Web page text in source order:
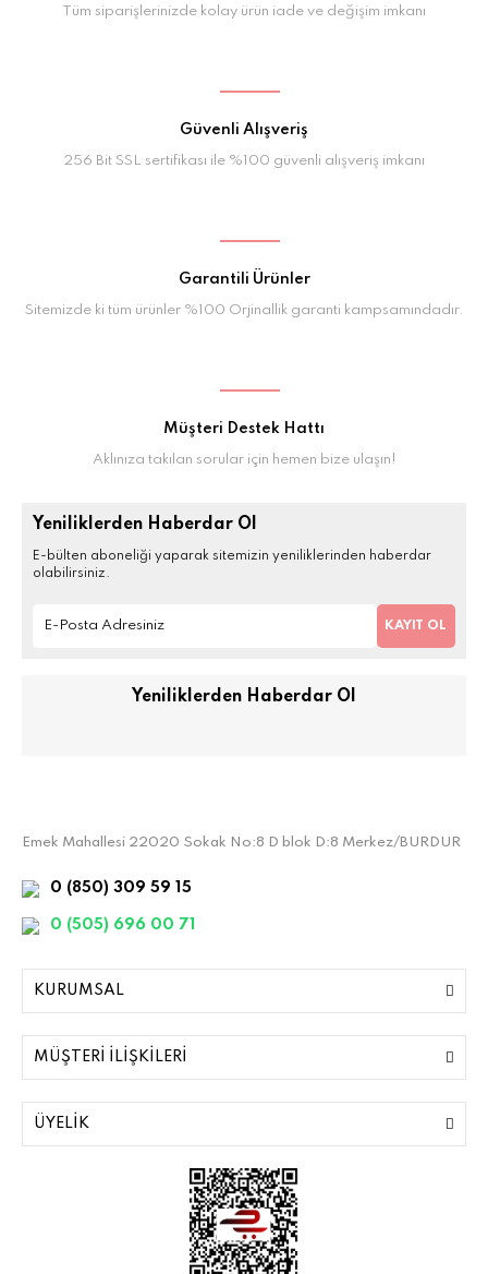
Tüm siparişlerinizde kolay ürün iade ve değişim imkanı
Güvenli Alışveriş
256 Bit SSL sertifikası ile %100 güvenli alışveriş imkanı
Garantili Ürünler
Sitemizde ki tüm ürünler %100 Orjinallik garanti kampsamındadır.
Müşteri Destek Hattı
Aklınıza takılan sorular için hemen bize ulaşın!
Yeniliklerden Haberdar Ol
E-bülten aboneliği yaparak sitemizin yeniliklerinden haberdar
olabilirsiniz.
KAYIT OL
Yeniliklerden Haberdar Ol
Emek Mahallesi 22020 Sokak No:8 D blok D:8 Merkez/BURDUR
0 (850) 309 59 15
0 (505) 696 00 71
KURUMSAL
MÜŞTERİ İLİŞKİLERİ
ÜYELİK